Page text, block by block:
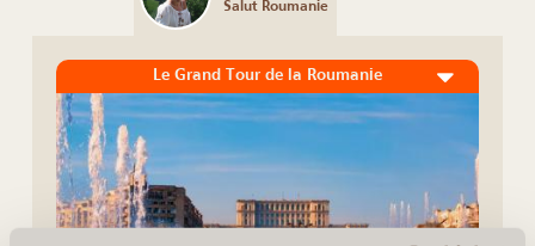
Salut Roumanie
Le Grand Tour de la Roumanie